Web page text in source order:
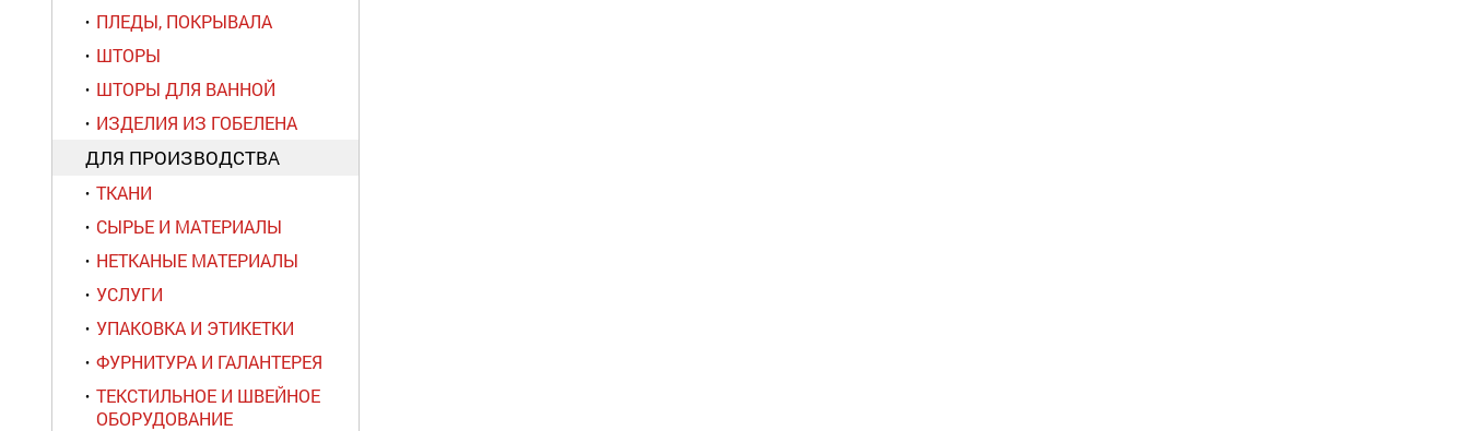
ПЛЕДЫ, ПОКРЫВАЛА
ШТОРЫ
ШТОРЫ ДЛЯ ВАННОЙ
ИЗДЕЛИЯ ИЗ ГОБЕЛЕНА
ДЛЯ ПРОИЗВОДСТВА
ТКАНИ
СЫРЬЕ И МАТЕРИАЛЫ
НЕТКАНЫЕ МАТЕРИАЛЫ
УСЛУГИ
УПАКОВКА И ЭТИКЕТКИ
ФУРНИТУРА И ГАЛАНТЕРЕЯ
ТЕКСТИЛЬНОЕ И ШВЕЙНОЕ
ОБОРУДОВАНИЕ